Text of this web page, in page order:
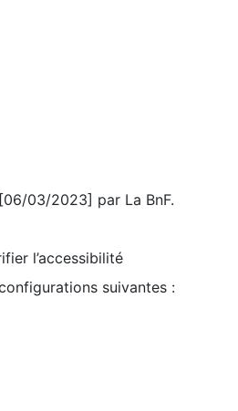
03/2023] par La BnF.
l’accessibilité
suivantes :